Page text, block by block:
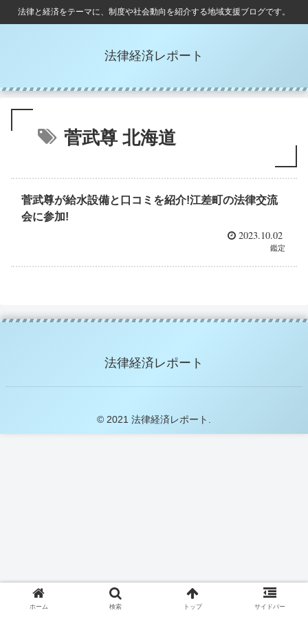
法律と経済をテーマに、制度や社会動向を紹介する地域支援ブログです。
法律経済レポート
菅武尊 北海道
菅武尊が給水設備と口コミを紹介!江差町の法律交流
会に参加!
2023.10.02
鑑定
法律経済レポート
© 2021 法律経済レポート.
ホーム 検索 トップ サイドバー